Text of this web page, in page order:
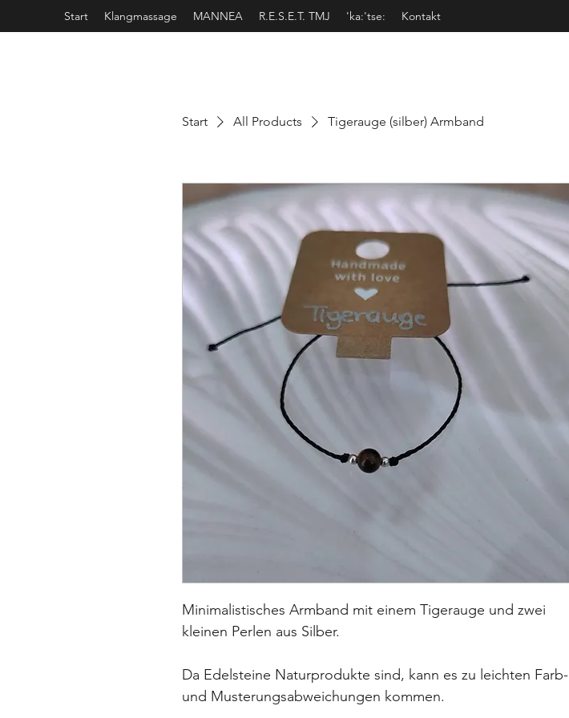
Start Klangmassage MANNEA R.E.S.E.T. TMJ 'ka:'tse: Kontakt
Start All Products Tigerauge (silber) Armband
Minimalistisches Armband mit einem Tigerauge und zwei
kleinen Perlen aus Silber.
Da Edelsteine Naturprodukte sind, kann es zu leichten Farb-
und Musterungsabweichungen kommen.